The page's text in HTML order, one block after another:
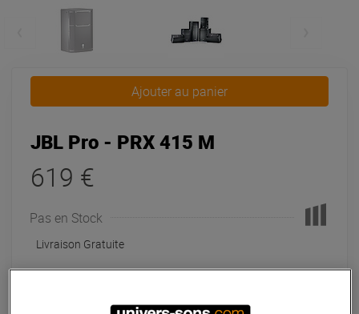
Ajouter au panier
JBL Pro - PRX 415 M
619 €
Pas en Stock
Livraison Gratuite